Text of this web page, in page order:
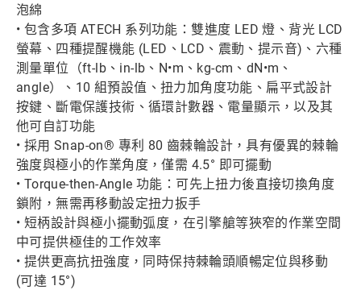
泡綿
• 包含多項 ATECH 系列功能：雙進度 LED 燈、背光 LCD
螢幕、四種提醒機能 (LED、LCD、震動、提示音)、六種
測量單位（ft-lb、in-lb、N•m、kg-cm、dN•m、
angle）、10 組預設值、扭力加角度功能、扁平式設計
按鍵、斷電保護技術、循環計數器、電量顯示，以及其
他可自訂功能
• 採用 Snap-on® 專利 80 齒棘輪設計，具有優異的棘輪
強度與極小的作業角度，僅需 4.5° 即可擺動
• Torque-then-Angle 功能：可先上扭力後直接切換角度
鎖附，無需再移動設定扭力扳手
• 短柄設計與極小擺動弧度，在引擎艙等狹窄的作業空間
中可提供極佳的工作效率
• 提供更高抗扭強度，同時保持棘輪頭順暢定位與移動
(可達 15°)